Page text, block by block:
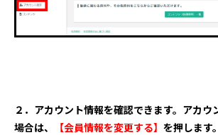
２．アカウント情報を確認できます。アカウ
場合は、
【会員情報を変更する】 を押します。